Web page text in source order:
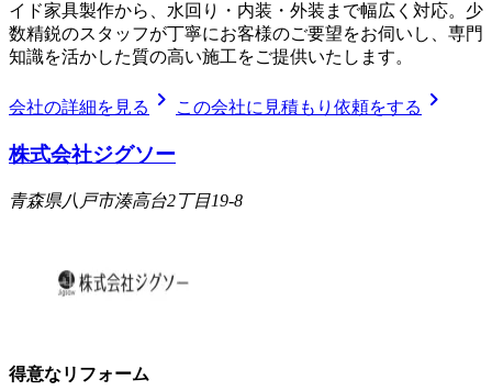
イド家具製作から、水回り・内装・外装まで幅広く対応。少
数精鋭のスタッフが丁寧にお客様のご要望をお伺いし、専門
知識を活かした質の高い施工をご提供いたします。
会社の詳細を見る chevron_right この会社に見積もり依頼をする chevron_right
株式会社ジグソー
青森県八戸市湊高台2丁目19-8
得意なリフォーム